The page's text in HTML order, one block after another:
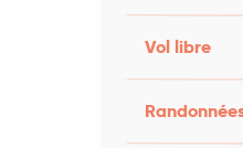
Vol libre